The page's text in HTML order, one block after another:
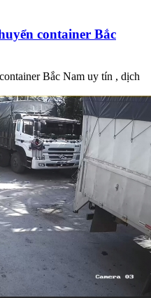
container Bắc
Bắc Nam uy tín , dịch